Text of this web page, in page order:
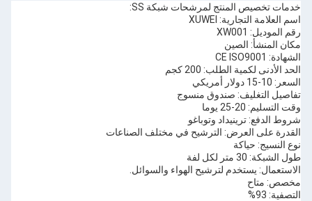
خدمات تخصيص المنتج لمرشحات شبكة SS:
اسم العلامة التجارية: XUWEI
رقم الموديل: XW001
مكان المنشأ: الصين
الشهادة: CE ISO9001
الحد الأدنى لكمية الطلب: 200 كجم
السعر: 10-15 دولار أمريكي
تفاصيل التغليف: صندوق منسوج
وقت التسليم: 20-25 يوما
شروط الدفع: ترينيداد وتوباغو
القدرة على العرض: الترشيح في مختلف الصناعات
نوع النسيج: حياكة
طول الشبكة: 30 متر لكل لفة
الاستعمال: يستخدم لترشيح الهواء والسوائل.
مخصص: متاح
التصفية: 93%